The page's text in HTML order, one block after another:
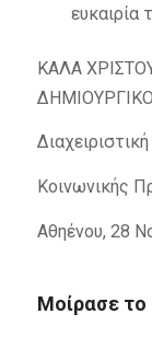
ευκαιρία
ΚΑΛΑ
Κοινωνικής
Αθηένου, 28
Μοίρασε το